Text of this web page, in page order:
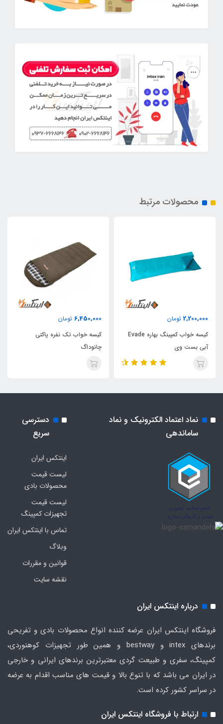
محصولات مرتبط
2,200,000 تومان
کیسه خواب کمپینگ بهاره Evade
آبی بست وی
6,450,000 تومان
کیسه خواب تک نفره پاکتی
چانوداگ
نماد اعتماد الکترونیک و نماد
ساماندهی
دسترسی
سریع
اینتکس ایران
لیست قیمت
محصولات بادی
لیست قیمت
تجهیزات کمپینگ
تماس با اینتکس ایران
وبلاگ
قوانین و مقررات
نقشه سایت
درباره اینتکس ایران
فروشگاه اینتکس ایران عرضه کننده انواع محصولات بادی و تفریحی
برندهای intex و bestway و همین طور تجهیزات کوهنوردی،
کمپینگ، سفری و طبیعت گردی معتبرترین برندهای ایرانی و خارجی
در ایران می باشد که با تنوع بالا و قیمت های مناسب اقدام به عرضه
در سراسر کشور کرده است.
ارتباط با فروشگاه اینتکس ایران